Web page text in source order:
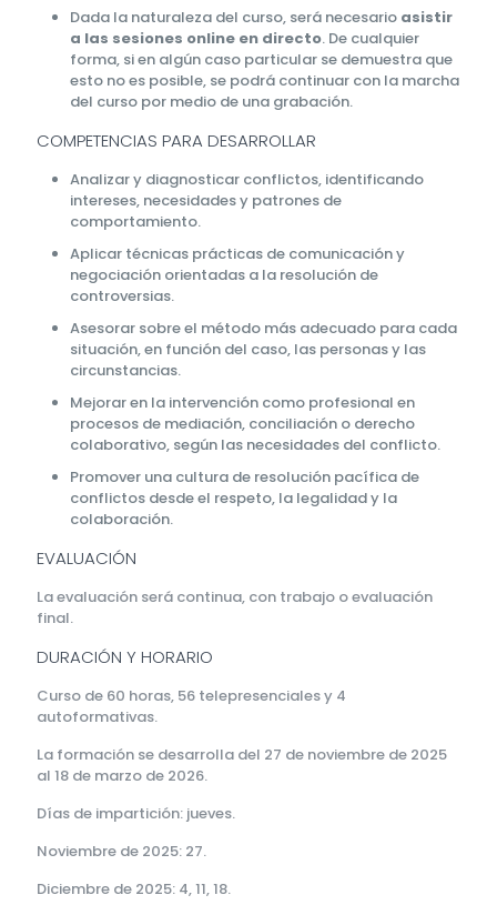
Dada la naturaleza del curso, será necesario asistir
a las sesiones online en directo. De cualquier
forma, si en algún caso particular se demuestra que
esto no es posible, se podrá continuar con la marcha
del curso por medio de una grabación.
COMPETENCIAS PARA DESARROLLAR
Analizar y diagnosticar conflictos, identificando
intereses, necesidades y patrones de
comportamiento.
Aplicar técnicas prácticas de comunicación y
negociación orientadas a la resolución de
controversias.
Asesorar sobre el método más adecuado para cada
situación, en función del caso, las personas y las
circunstancias.
Mejorar en la intervención como profesional en
procesos de mediación, conciliación o derecho
colaborativo, según las necesidades del conflicto.
Promover una cultura de resolución pacífica de
conflictos desde el respeto, la legalidad y la
colaboración.
EVALUACIÓN
La evaluación será continua, con trabajo o evaluación
final.
DURACIÓN Y HORARIO
Curso de 60 horas, 56 telepresenciales y 4
autoformativas.
La formación se desarrolla del 27 de noviembre de 2025
al 18 de marzo de 2026.
Días de impartición: jueves.
Noviembre de 2025: 27.
Diciembre de 2025: 4, 11, 18.